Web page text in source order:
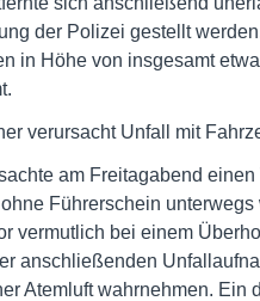
der Polizei gestellt
in Höhe von insgesamt
verursacht Unfall mit
am Freitagabend
Führerschein
vermutlich bei einem
anschließenden
Atemluft wahrnehmen. Ein